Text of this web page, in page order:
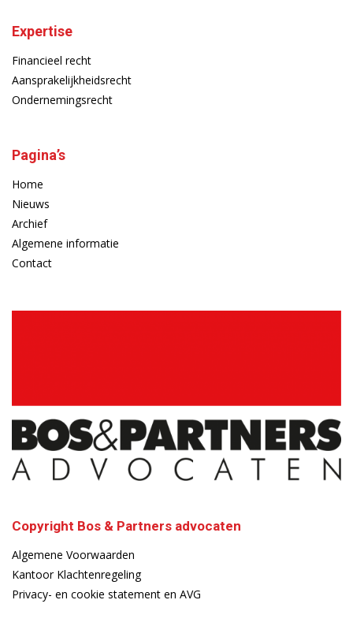
Expertise
Financieel recht
Aansprakelijkheidsrecht
Ondernemingsrecht
Pagina’s
Home
Nieuws
Archief
Algemene informatie
Contact
Copyright Bos & Partners advocaten
Algemene Voorwaarden
Kantoor Klachtenregeling
Privacy- en cookie statement en AVG